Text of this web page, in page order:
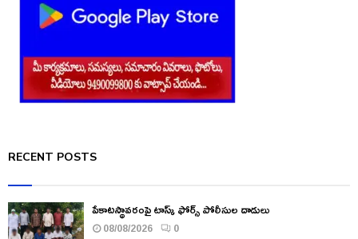
RECENT POSTS
పేకాటస్థావరంపై టాస్క్ ఫోర్స్ పోలీసుల దాడులు
08/08/2026 0